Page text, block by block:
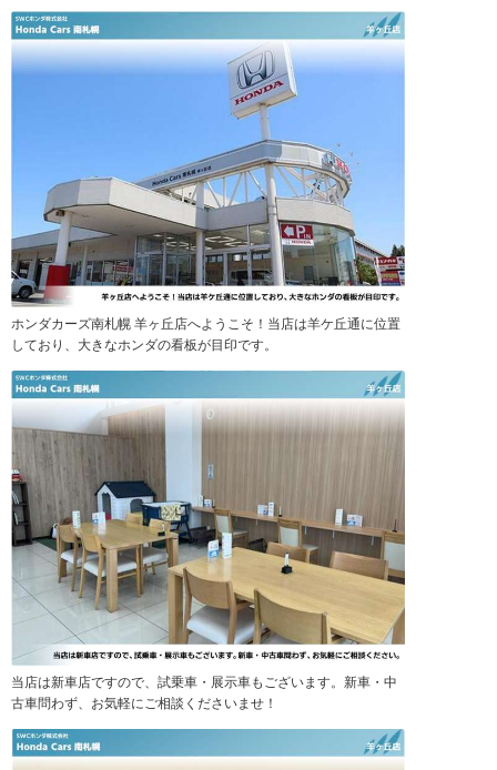
ホンダカーズ南札幌 羊ヶ丘店へようこそ！当店は羊ケ丘通に位置
しており、大きなホンダの看板が目印です。
当店は新車店ですので、試乗車・展示車もございます。新車・中
古車問わず、お気軽にご相談くださいませ！